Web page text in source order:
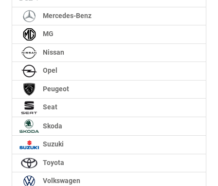
Mercedes-Benz
MG
Nissan
Opel
Peugeot
Seat
Skoda
Suzuki
Toyota
Volkswagen